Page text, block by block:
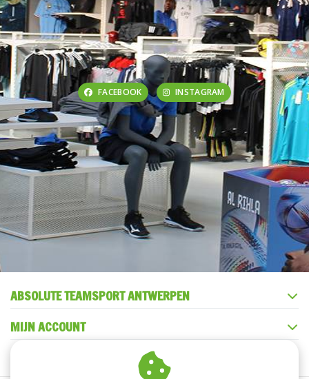
FACEBOOK INSTAGRAM
ABSOLUTE TEAMSPORT ANTWERPEN
MIJN ACCOUNT